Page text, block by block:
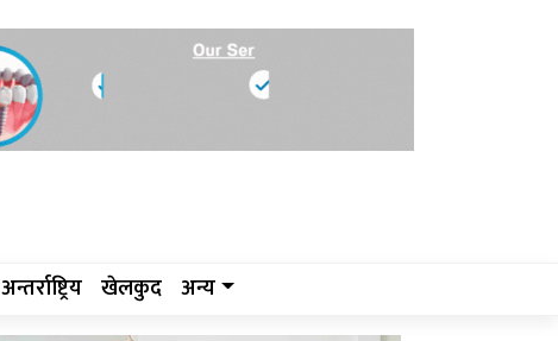
अन्तर्राष्ट्रिय खेलकुद अन्य